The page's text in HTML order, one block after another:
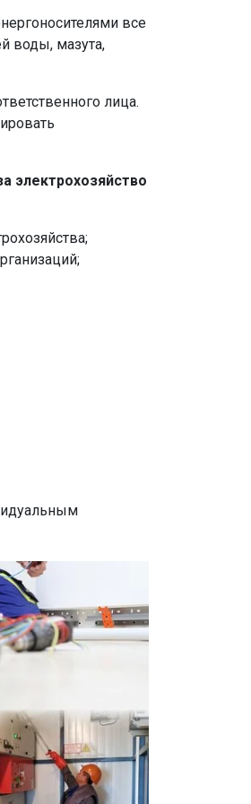
все
воды, мазута,
лица.
электрохозяйство